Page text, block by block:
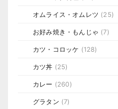
オムライス・オムレツ (25)
お好み焼き・もんじゃ (7)
カツ・コロッケ (128)
カツ丼 (25)
カレー (260)
グラタン (7)